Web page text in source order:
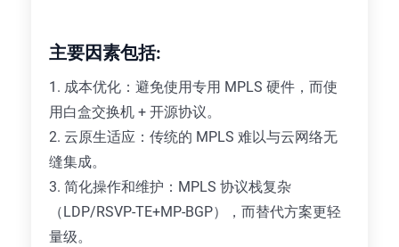
主要因素包括:
1. 成本优化：避免使用专用 MPLS 硬件，而使
用白盒交换机 + 开源协议。
2. 云原生适应：传统的 MPLS 难以与云网络无
缝集成。
3. 简化操作和维护：MPLS 协议栈复杂
（LDP/RSVP-TE+MP-BGP），而替代方案更轻
量级。